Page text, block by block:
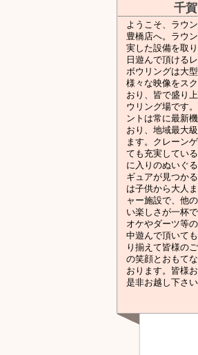
千
ようこそ、ラウ
豊橋店へ。ラウ
実した設備を取
日遊んで頂ける
ボウリングは大
様々な映像をス
おり、皆で盛り
ウリング場です
ントは常に最新
おり、地域最大
ます。クレーン
ても充実してい
に入りのぬいぐ
ギュアが見つか
は子供から大人
ャー施設で、他
い楽しさが一杯
オケやダーツ等
中遊んで頂いて
り揃えて皆様の
の笑顔とおもて
おります。皆様
是非お越し下さい